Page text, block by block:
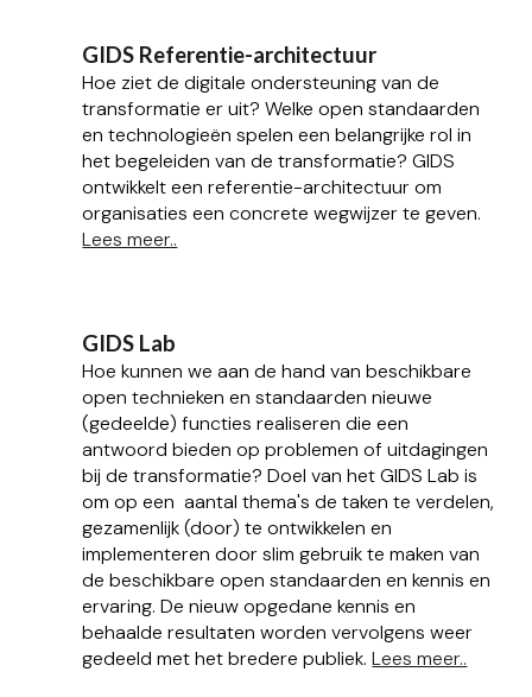
GIDS Referentie-architectuur
Hoe ziet de digitale ondersteuning van de
transformatie er uit? Welke open standaarden
en technologieën spelen een belangrijke rol in
het begeleiden van de transformatie? GIDS
ontwikkelteen referentie-architectuur om
organisaties een concrete wegwijzer te geven.
Lees meer..
GIDS Lab
Hoe kunnen we aan de hand van beschikbare
open technieken en standaarden nieuwe
(gedeelde) functies realiseren die een
antwoord bieden op problemen of uitdagingen
bij de transformatie?Doel van het GIDS Lab is
om op een aantal thema's de taken te verdelen,
gezamenlijk (door) te ontwikkelen en
implementeren door slim gebruik te maken van
de beschikbare open standaarden en kennis en
ervaring. De nieuw opgedane kennis en
behaalde resultaten worden vervolgens weer
gedeeld met het bredere publiek. Lees meer..